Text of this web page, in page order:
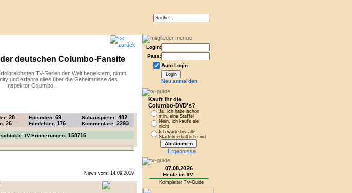
Login:
Pass:
Auto-Login
Neu anmelden
Kauft ihr die
Columbo-DVD's?
Ja, ich habe schon
min. eine Staffel
Nein, ich kaufe sie
nicht
Ich warte bis alle
Staffeln erhältlich sind
Ergebnisse
07.08.2026
Heute im TV:
Kompletter TV-Guide
deutschen Columbo-Fansite
TV-Serien der Welt begeistern, nimm
und erfahre alles über die Geheimnisse des
Inspektor Columbo.
28
26
Episoden: 69
Filmfehler: 176
Schauspieler:482
Kommentare:2293
TV-Erinnerungen: 158716
News vom: 14.09.2019